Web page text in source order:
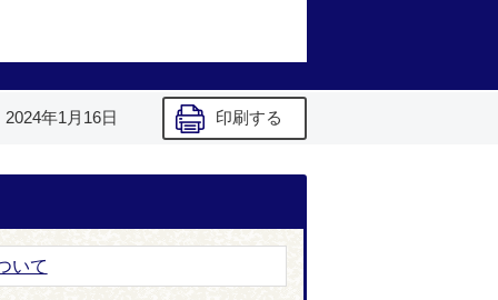
2024年1月16日 印刷する
いて